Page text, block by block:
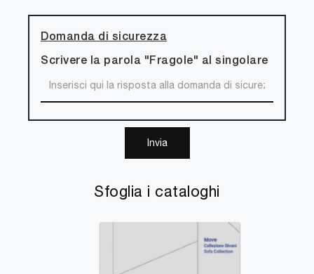
Sfoglia i cataloghi
Domanda di sicurezza
Scrivere la parola "Fragole" al singolare
Invia